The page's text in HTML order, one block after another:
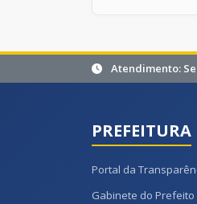
Atendimento:
PREFEITURA
Portal da
Gabinete do Prefeito